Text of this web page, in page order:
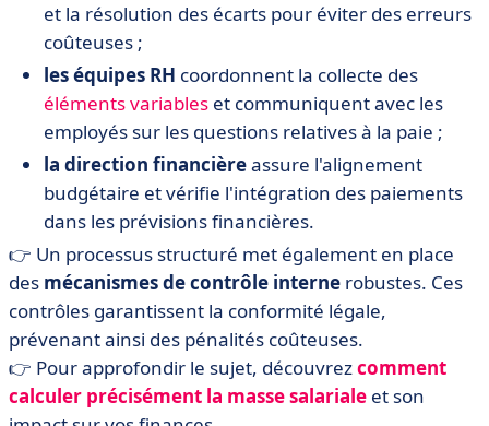
et la résolution des écarts pour éviter des erreurs
coûteuses ;
les équipes RH coordonnent la collecte des
éléments variables et communiquent avec les
employés sur les questions relatives à la paie ;
la direction financièreassure l'alignement
budgétaire et vérifie l'intégration des paiements
dans les prévisions financières.
👉 Un processus structuré met également en place
des mécanismes de contrôle interne robustes. Ces
contrôles garantissent la conformité légale,
prévenant ainsi des pénalités coûteuses.
👉 Pour approfondir le sujet, découvrezcomment
calculer précisément la massesalariale et son